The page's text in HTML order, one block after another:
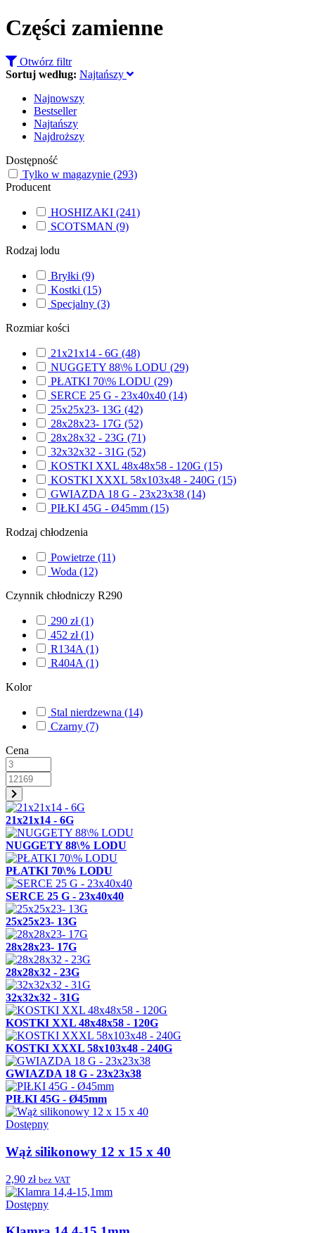
Części zamienne
Otwórz filtr
Sortuj według: Najtańszy
Najnowszy
Bestseller
Najtańszy
Najdroższy
Dostępność
Tylko w magazynie (293)
Producent
HOSHIZAKI (241)
SCOTSMAN (9)
Rodzaj lodu
Bryłki (9)
Kostki (15)
Specjalny (3)
Rozmiar kości
21x21x14 - 6G (48)
NUGGETY 88\% LODU (29)
PŁATKI 70\% LODU (29)
SERCE 25 G - 23x40x40 (14)
25x25x23- 13G (42)
28x28x23- 17G (52)
28x28x32 - 23G (71)
32x32x32 - 31G (52)
KOSTKI XXL 48x48x58 - 120G (15)
KOSTKI XXXL 58x103x48 - 240G (15)
GWIAZDA 18 G - 23x23x38 (14)
PIŁKI 45G - Ø45mm (15)
Rodzaj chłodzenia
Powietrze (11)
Woda (12)
Czynnik chłodniczy R290
290 zł(1)
452 zł(1)
R134A (1)
R404A (1)
Kolor
Stal nierdzewna (14)
Czarny (7)
Cena
21x21x14 - 6G
NUGGETY 88\% LODU
PŁATKI 70\% LODU
SERCE 25 G - 23x40x40
25x25x23- 13G
28x28x23- 17G
28x28x32 - 23G
32x32x32 - 31G
KOSTKI XXL 48x48x58 - 120G
KOSTKI XXXL 58x103x48 - 240G
GWIAZDA 18 G - 23x23x38
PIŁKI 45G - Ø45mm
Dostępny
Wąż silikonowy 12 x 15 x 40
2,90 zł bez VAT
Dostępny